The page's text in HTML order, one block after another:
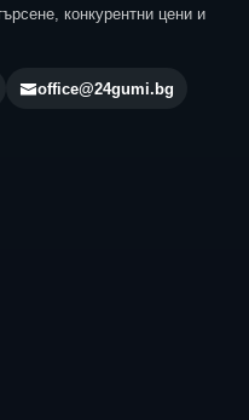
конкурентни цени и
office@24gumi.bg